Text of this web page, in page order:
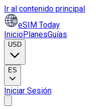
Ir al contenido principal
eSIM Today
InicioPlanesGuías
USD
ES
Iniciar Sesión